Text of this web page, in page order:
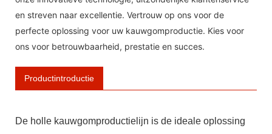
en streven naar excellentie. Vertrouw op ons voor de
perfecte oplossing voor uw kauwgomproductie. Kies voor
ons voor betrouwbaarheid, prestatie en succes.
Productintroductie
De holle kauwgomproductielijn is de ideale oplossing